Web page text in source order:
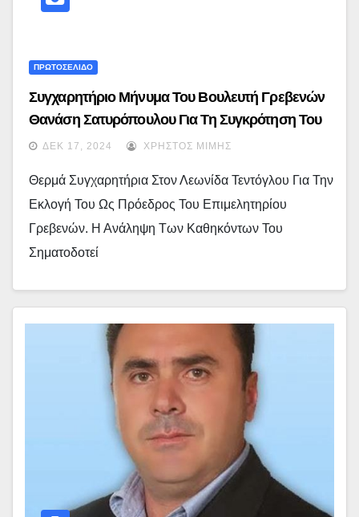
ΠΡΩΤΟΣΕΛΙΔΟ
Συγχαρητήριο Μήνυμα Του Βουλευτή Γρεβενών
Θανάση Σατυρόπουλου Για Τη Συγκρότηση Του
Διοικητικού Συμβουλίου Του Επιμελητηρίου
ΔΕΚ 17, 2024 ΧΡΉΣΤΟΣ ΜΊΜΗΣ
Θερμά Συγχαρητήρια Στον Λεωνίδα Τεντόγλου Για Την
Εκλογή Του Ως Πρόεδρος Του Επιμελητηρίου
Γρεβενών. Η Ανάληψη Των Καθηκόντων Του
Σηματοδοτεί